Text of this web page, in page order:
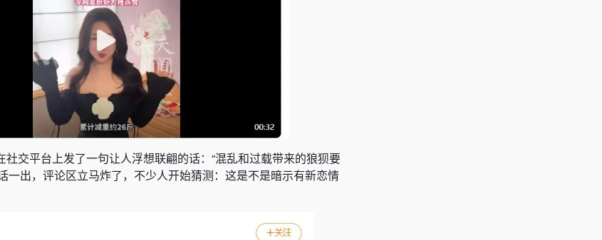
交平台上发了一句让人浮想联翩的话：“混乱和过载带来的狼狈要
一出，评论区立马炸了，不少人开始猜测：这是不是暗示有新恋情